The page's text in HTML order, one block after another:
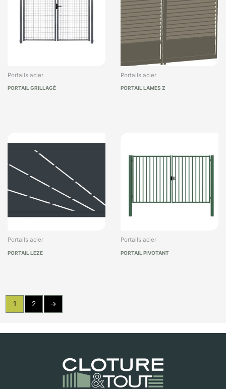
Portails acier
PORTAIL GRILLAGÉ
Portails acier
PORTAIL LAMES Z
Portails acier
PORTAIL LEZE
Portails acier
PORTAIL PIVOTANT
1 2 →